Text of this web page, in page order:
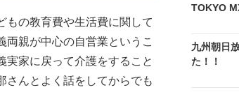
もの教育費や生活費に関して
両親が中心の自営業というこ
実家に戻って介護をすること
さんとよく話をしてからでも
TOKYO
九州朝日
た！！